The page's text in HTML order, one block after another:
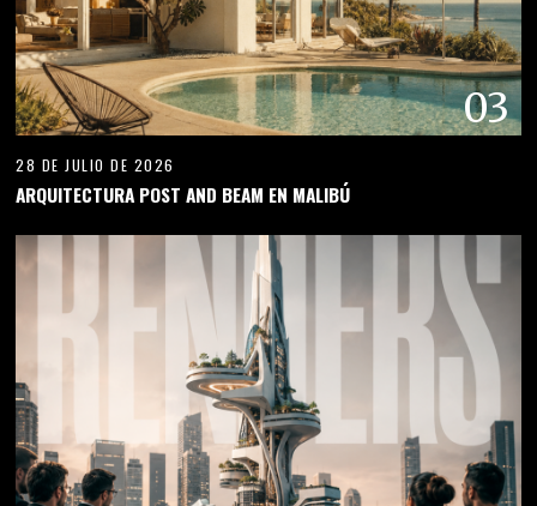
03
28 DE JULIO DE 2026
ARQUITECTURA POST AND BEAM EN MALIBÚ